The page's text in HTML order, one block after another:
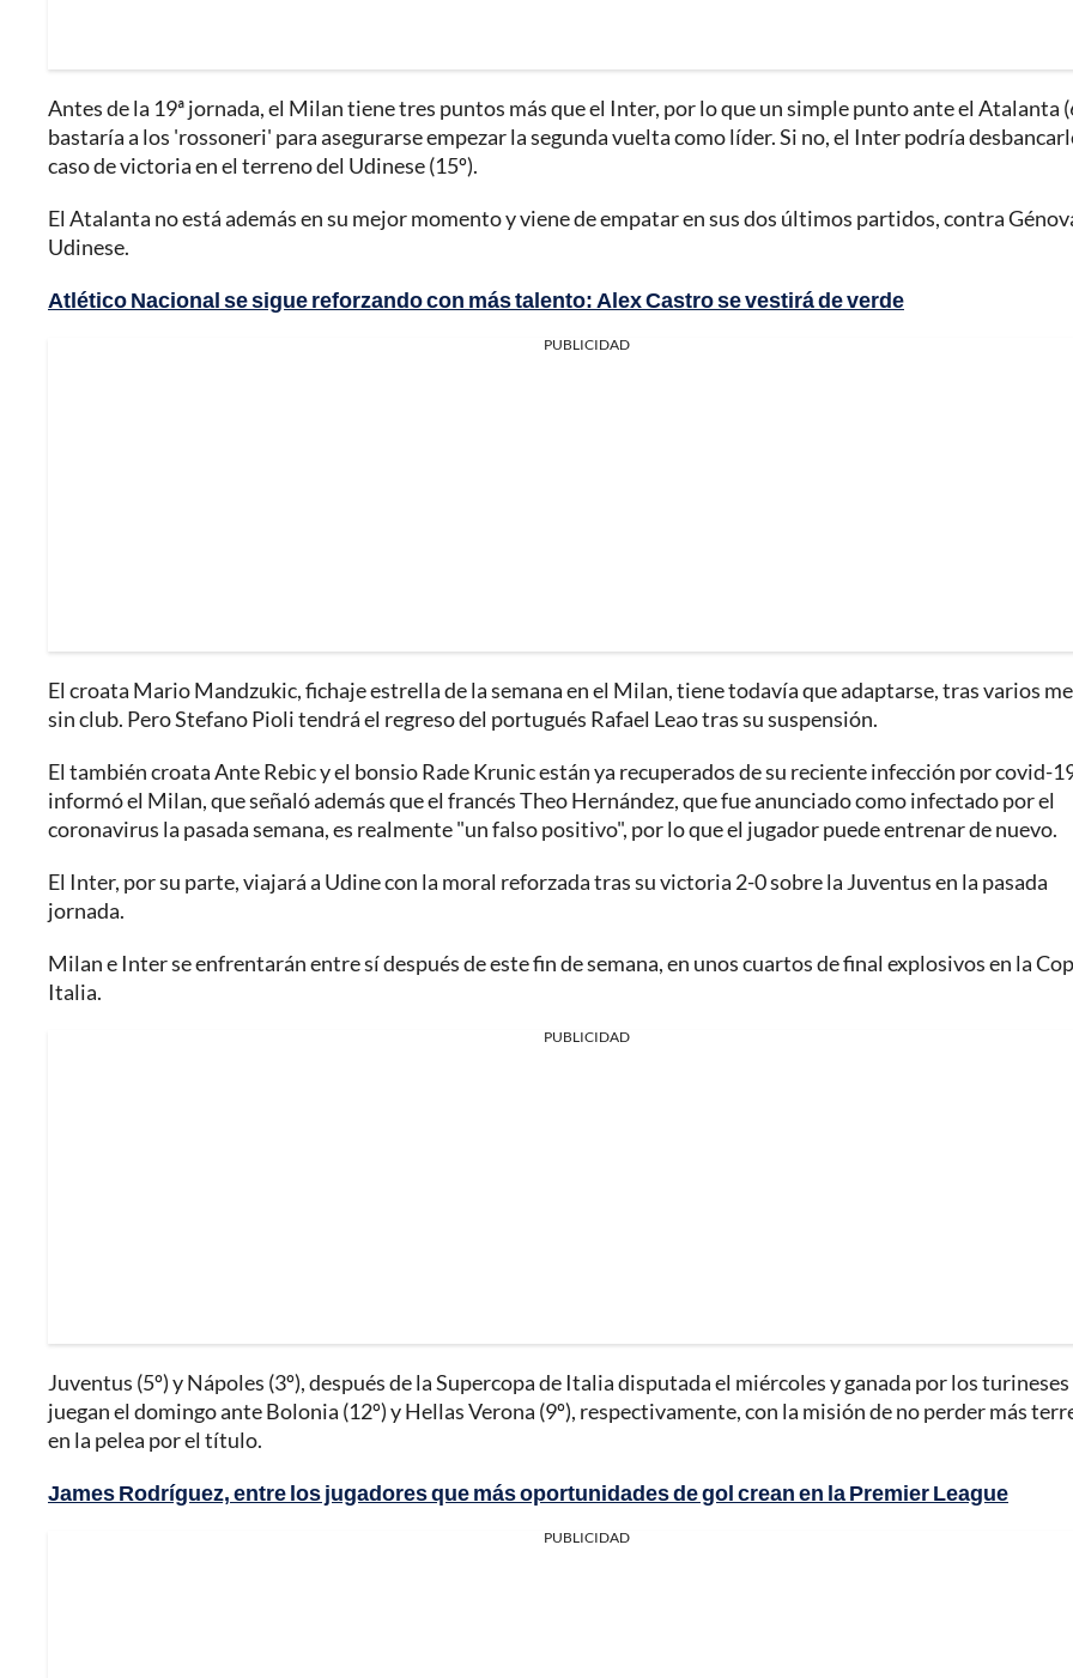
Antes de la 19ª jornada, el Milan tiene tres puntos más que el Inter, por lo que un simple punto ante el Atalanta
bastaría a los 'rossoneri' para asegurarse empezar la segunda vuelta como líder. Si no, el Inter podría
caso de victoria en el terreno del Udinese (15º).
El Atalanta no está además en su mejor momento y viene de empatar en sus dos últimos partidos, contra
Udinese.
Atlético Nacional se sigue reforzando con más talento: Alex Castro se vestirá de verde
PUBLICIDAD
El croata Mario Mandzukic, fichaje estrella de la semana en el Milan, tiene todavía que adaptarse, tras varios
sin club. Pero Stefano Pioli tendrá el regreso del portugués Rafael Leao tras su suspensión.
El también croata Ante Rebic y el bonsio Rade Krunic están ya recuperados de su reciente infección por covid-
informó el Milan, que señaló además que el francés Theo Hernández, que fue anunciado como infectado por el
coronavirus la pasada semana, es realmente "un falso positivo", por lo que el jugador puede entrenar de nuevo.
El Inter, por su parte, viajará a Udine con la moral reforzada tras su victoria 2-0 sobre la Juventus en la pasada
jornada.
Milan e Inter se enfrentarán entre sí después de este fin de semana, en unos cuartos de final explosivos en la
Italia.
PUBLICIDAD
Juventus (5º) y Nápoles (3º), después de la Supercopa de Italia disputada el miércoles y ganada por los turineses
juegan el domingo ante Bolonia (12º) y Hellas Verona (9º), respectivamente, con la misión de no perder más
en la pelea por el título.
James Rodríguez, entre los jugadores que más oportunidades de gol crean en la Premier League
PUBLICIDAD